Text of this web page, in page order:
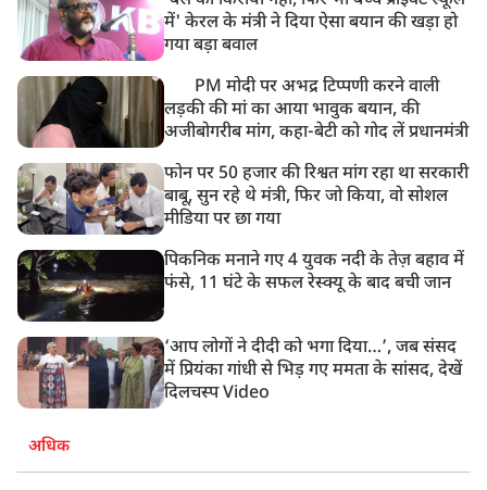
में' केरल के मंत्री ने दिया ऐसा बयान की खड़ा हो
गया बड़ा बवाल
PM मोदी पर अभद्र टिप्पणी करने वाली
लड़की की मां का आया भावुक बयान, की
अजीबोगरीब मांग, कहा-बेटी को गोद लें प्रधानमंत्री
फोन पर 50 हजार की रिश्वत मांग रहा था सरकारी
बाबू, सुन रहे थे मंत्री, फिर जो किया, वो सोशल
मीडिया पर छा गया
पिकनिक मनाने गए 4 युवक नदी के तेज़ बहाव में
फंसे, 11 घंटे के सफल रेस्क्यू के बाद बची जान
‘आप लोगों ने दीदी को भगा दिया…’, जब संसद
में प्रियंका गांधी से भिड़ गए ममता के सांसद, देखें
दिलचस्प Video
अधिक